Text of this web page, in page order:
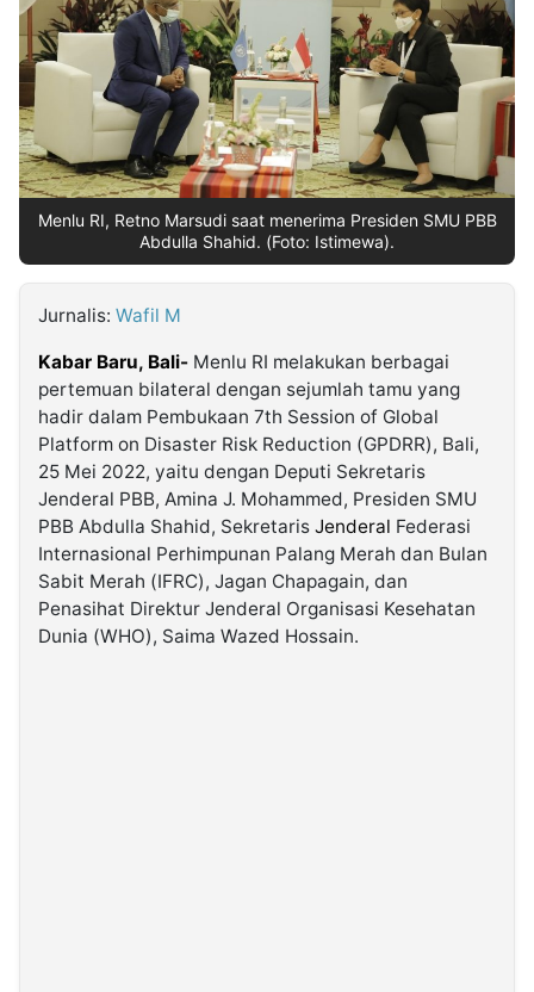
Insight
NTB
Suara
Time
Lens
IDN
Daily
Jogja
Jalan
Rakyat
Idealita
News
Kita
Notice
Dinamikapost.com
Radar
Baru
Seedbacklink
Follow
Kabarbaru
Kabarbaru.co
2026
Kabarbaru
Media
Holding
Menlu RI, Retno Marsudi saat menerima Presiden SMU PBB
Abdulla Shahid. (Foto: Istimewa).
Jurnalis: Wafil M
Kabar Baru, ​Bali- Menlu RI melakukan berbagai
pertemuan bilateral dengan sejumlah tamu yang
hadir dalam Pembukaan 7th Session of Global
Platform on Disaster Risk Reduction (GPDRR), Bali,
25 Mei 2022, yaitu dengan Deputi Sekretaris
Jenderal PBB, Amina J. Mohammed, Presiden SMU
PBB Abdulla Shahid, Sekretaris Jenderal Federasi
Internasional Perhimpunan Palang Merah dan Bulan
Sabit Merah (IFRC), Jagan Chapagain, dan
Penasihat Direktur Jenderal Organisasi Kesehatan
Dunia (WHO), Saima Wazed Hossain.